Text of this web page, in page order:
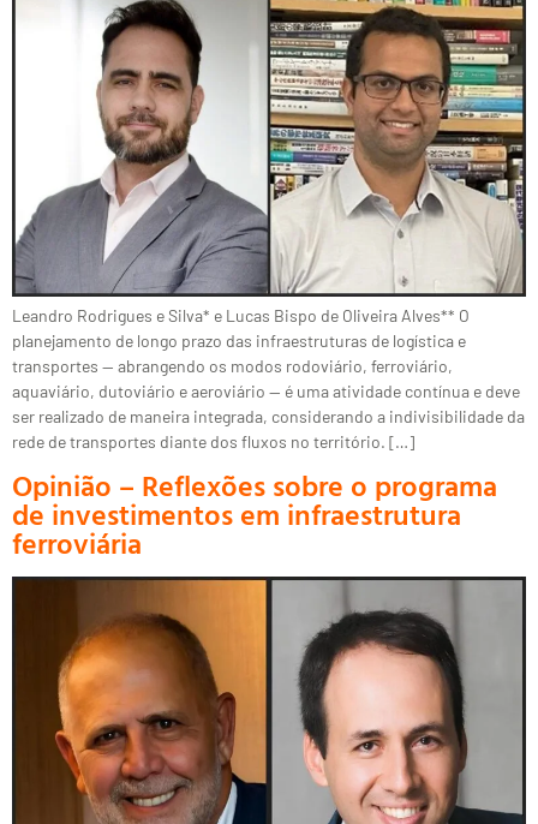
Leandro Rodrigues e Silva* e Lucas Bispo de Oliveira Alves** O
planejamento de longo prazo das infraestruturas de logística e
transportes — abrangendo os modos rodoviário, ferroviário,
aquaviário, dutoviário e aeroviário — é uma atividade contínua e deve
ser realizado de maneira integrada, considerando a indivisibilidade da
rede de transportes diante dos fluxos no território. […]
Opinião – Reflexões sobre o programa
de investimentos em infraestrutura
ferroviária